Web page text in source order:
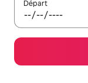
Départ